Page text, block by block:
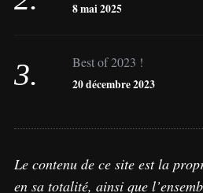
8 mai 2025
Best of 2023 !
20 décembre 2023
Le contenu de ce site est la
en sa totalité, ainsi que